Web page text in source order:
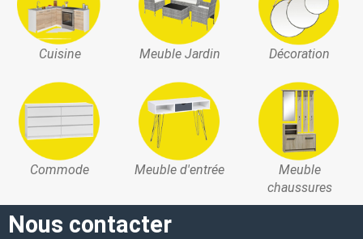
Cuisine Meuble Jardin Décoration
Commode Meuble d'entrée
Meuble
chaussures
Nous contacter